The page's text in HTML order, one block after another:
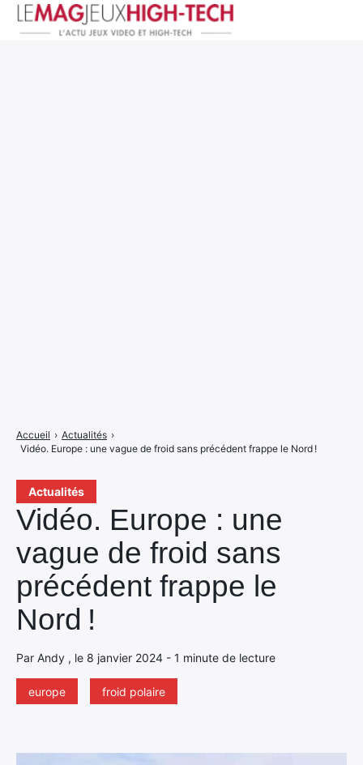
Actualités
Vidéo. Europe : une
vague de froid sans
précédent frappe le
Nord !
Par Andy , le 8 janvier 2024 - 1 minute de lecture
europe froid polaire
Accueil › Actualités ›
Vidéo. Europe : une vague de froid sans précédent frappe le Nord !